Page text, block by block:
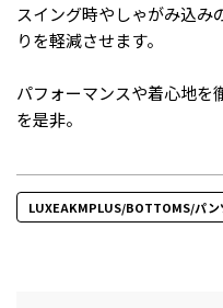
スイング時やしゃがみ込み
りを軽減させます。
パフォーマンスや着心地を
を是非。
LUXEAKMPLUS/BOTTOMS/パン